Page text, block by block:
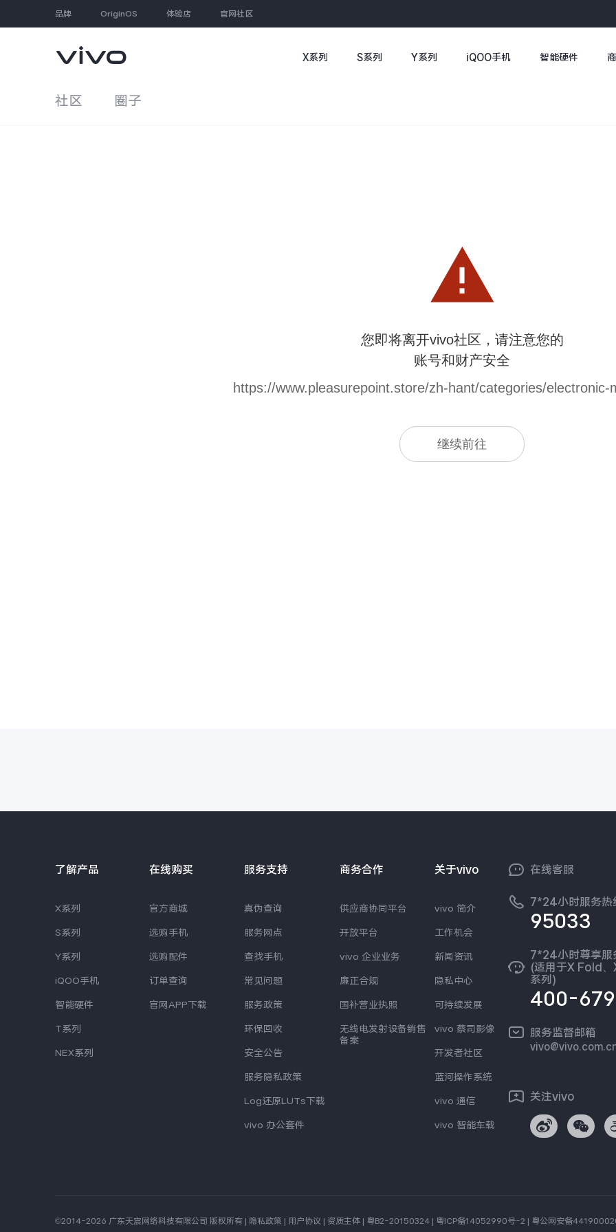
品牌 OriginOS 体验店 官网社区
X系列 S系列 Y系列 iQOO手机 智能硬件
社区 圈子
您即将离开vivo社区，请注意您的
账号和财产安全
https://www.pleasurepoint.store/zh-hant/categories/electronic-
继续前往
了解产品
X系列
S系列
Y系列
iQOO手机
智能硬件
T系列
NEX系列
在线购买
官方商城
选购手机
选购配件
订单查询
官网APP下载
服务支持
真伪查询
服务网点
查找手机
常见问题
服务政策
环保回收
安全公告
服务隐私政策
Log还原LUTs下载
vivo 办公套件
商务合作
供应商协同平台
开放平台
vivo 企业业务
廉正合规
国补营业执照
无线电发射设备销售
备案
关于vivo
vivo 简介
工作机会
新闻资讯
隐私中心
可持续发展
vivo 蔡司影像
开发者社区
蓝河操作系统
vivo 通信
vivo 智能车载
在线客服
7*24小时服务热
95033
7*24小时尊享服
(适用于X Fold
系列)
400-
服务监督邮箱
关注vivo
©2014-2026 广东天宸网络科技有限公司 版权所有 | 隐私政策 | 用户协议 | 资质主体 | 粤B2-20150324 | 粤ICP备14052990号-2 | 粤公网安备